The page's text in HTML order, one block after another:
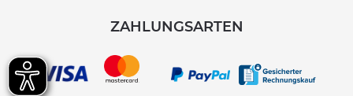
ZAHLUNGSARTEN